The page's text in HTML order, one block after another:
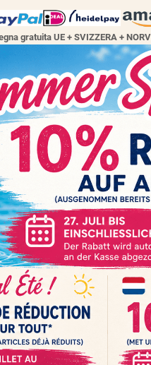
gratuita UE + SVIZZERA +